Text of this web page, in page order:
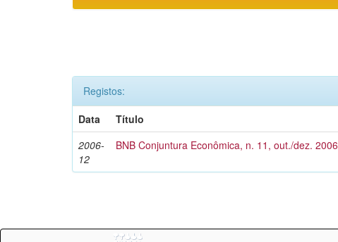
Registos:
Data
Título
2006-
12
BNB Conjuntura Econômica, n. 11, out./dez. 2006